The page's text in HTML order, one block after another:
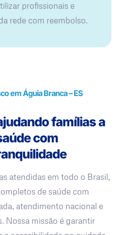
profissionais e
rede com reembolso.
em Águia Branca – ES
famílias a
com
atendidas em todo o Brasil,
de saúde com
atendimento nacional e
Nossa missão é garantir